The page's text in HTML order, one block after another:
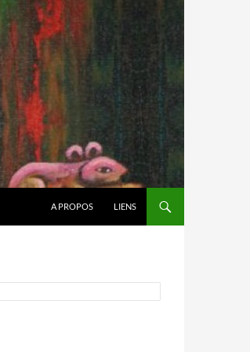
A PROPOS LIENS